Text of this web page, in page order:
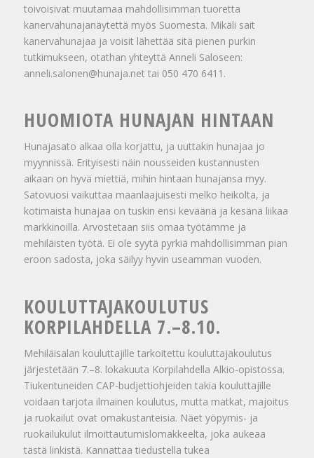
toivoisivat muutamaa mahdollisimman tuoretta
kanervahunajanäytettä myös Suomesta. Mikäli sait
kanervahunajaa ja voisit lähettää sitä pienen purkin
tutkimukseen, otathan yhteyttä Anneli Saloseen:
anneli.salonen@hunaja.net tai 050 470 6411.
HUOMIOTA HUNAJAN HINTAAN
Hunajasato alkaa olla korjattu, ja uuttakin hunajaa jo
myynnissä. Erityisesti näin nousseiden kustannusten
aikaan on hyvä miettiä, mihin hintaan hunajansa myy.
Satovuosi vaikuttaa maanlaajuisesti melko heikolta, ja
kotimaista hunajaa on tuskin ensi keväänä ja kesänä liikaa
markkinoilla. Arvostetaan siis omaa työtämme ja
mehiläisten työtä. Ei ole syytä pyrkiä mahdollisimman pian
eroon sadosta, joka säilyy hyvin useamman vuoden.
KOULUTTAJAKOULUTUS
KORPILAHDELLA 7.–8.10.
Mehiläisalan kouluttajille tarkoitettu kouluttajakoulutus
järjestetään 7.–8. lokakuuta Korpilahdella Alkio-opistossa.
Tiukentuneiden CAP-budjettiohjeiden takia kouluttajille
voidaan tarjota ilmainen koulutus, mutta matkat, majoitus
ja ruokailut ovat omakustanteisia. Näet yöpymis- ja
ruokailukulut ilmoittautumislomakkeelta, joka aukeaa
tästä linkistä. Kannattaa tiedustella tukea